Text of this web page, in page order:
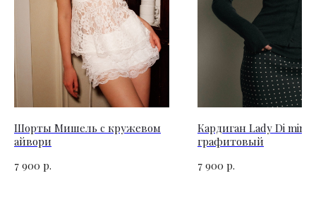
Шорты Мишель с кружевом
айвори
7 900 р.
Кардиган Lady Di mini
графитовый
7 900 р.